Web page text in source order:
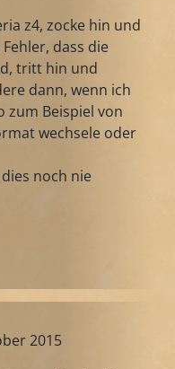
z4, zocke hin und
dass die
tritt hin und
dann, wenn ich
zum Beispiel von
wechsele oder
noch nie
2015